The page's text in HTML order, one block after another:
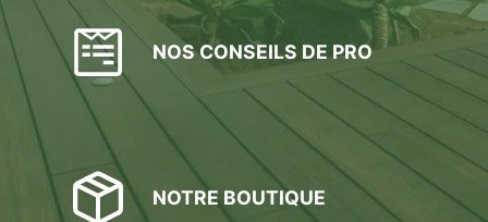
NOS CONSEILS DE PRO
NOTRE BOUTIQUE